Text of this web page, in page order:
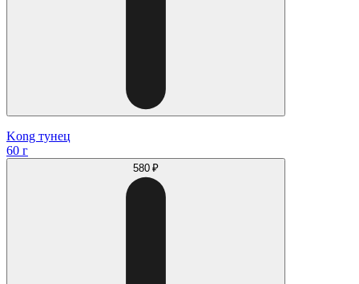
Kong тунец
60 г
580 ₽